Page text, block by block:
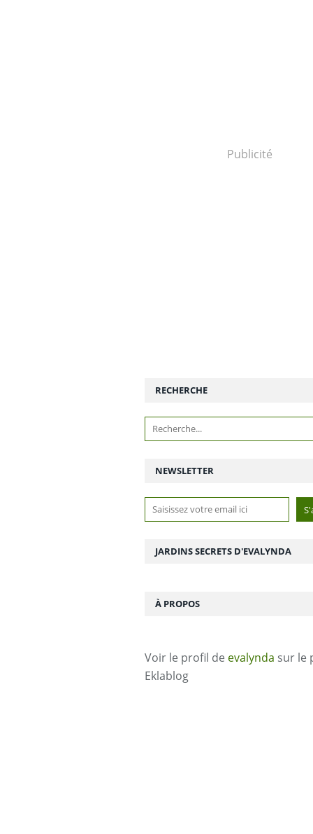
Publicité
NEWSLETTER
RECHERCHE
JARDINS SECRETS D'EVALYNDA
À PROPOS
Voir le profil de evalynda sur le
Eklablog